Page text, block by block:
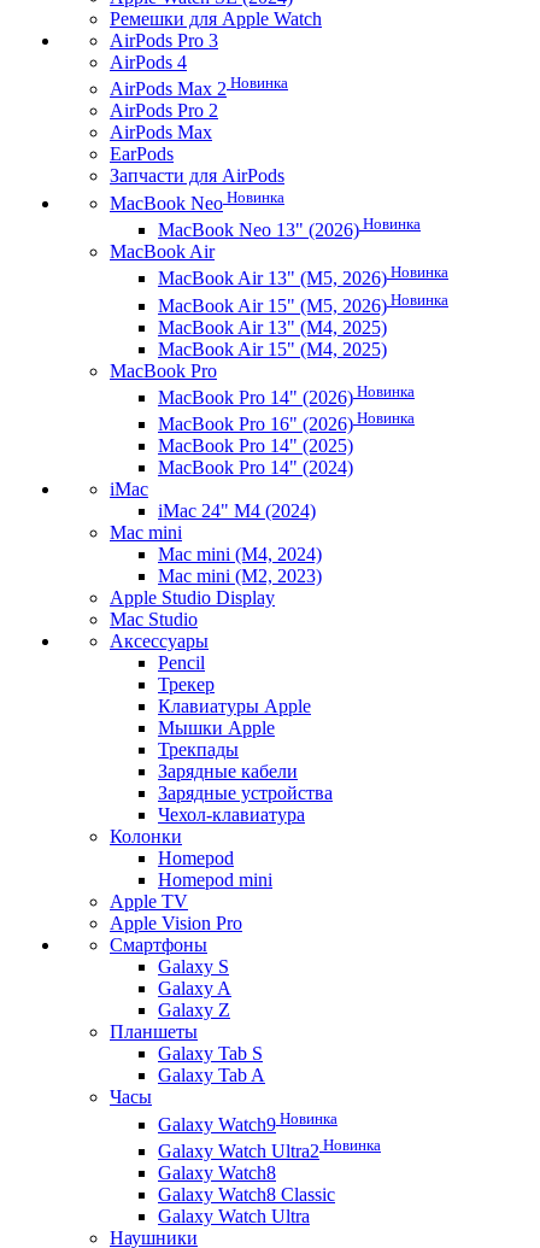
Ремешки для Apple Watch
AirPods Pro 3
AirPods 4
AirPods Max 2 Новинка
AirPods Pro 2
AirPods Max
EarPods
Запчасти для AirPods
MacBook Neo Новинка
MacBook Neo 13" (2026) Новинка
MacBook Air
MacBook Air 13" (M5, 2026) Новинка
MacBook Air 15" (M5, 2026) Новинка
MacBook Air 13" (M4, 2025)
MacBook Air 15" (M4, 2025)
MacBook Pro
MacBook Pro 14" (2026) Новинка
MacBook Pro 16" (2026) Новинка
MacBook Pro 14" (2025)
MacBook Pro 14" (2024)
iMac
iMac 24" M4 (2024)
Mac mini
Mac mini (M4, 2024)
Mac mini (M2, 2023)
Apple Studio Display
Mac Studio
Аксессуары
Pencil
Трекер
Клавиатуры Apple
Мышки Apple
Трекпады
Зарядные кабели
Зарядные устройства
Чехол-клавиатура
Колонки
Homepod
Homepod mini
Apple TV
Apple Vision Pro
Смартфоны
Galaxy S
Galaxy A
Galaxy Z
Планшеты
Galaxy Tab S
Galaxy Tab A
Часы
Galaxy Watch9 Новинка
Galaxy Watch Ultra2 Новинка
Galaxy Watch8
Galaxy Watch8 Classic
Galaxy Watch Ultra
Наушники